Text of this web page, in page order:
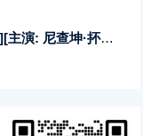
朋][13集全][泰语中字][720p][mp4/每集约800m]